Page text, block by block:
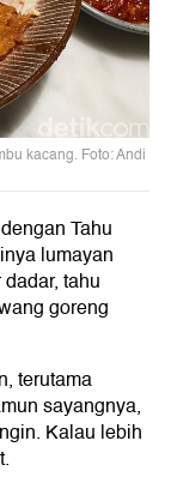
kacang. Foto: Andi
Tahu
lumayan
tahu
goreng
terutama
sayangnya,
Kalau lebih